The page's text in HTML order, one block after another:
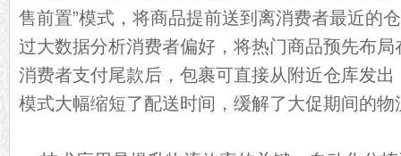
售前置”模式，将商品提前送到离消费者最近的
过大数据分析消费者偏好，将热门商品预先布
消费者支付尾款后，包裹可直接从附近仓库发
模式大幅缩短了配送时间，缓解了大促期间的物